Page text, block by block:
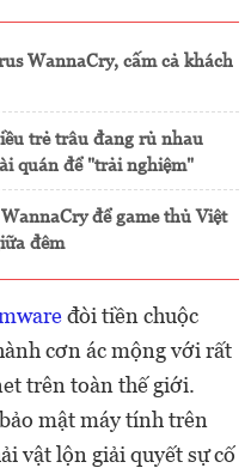
WannaCry, cấm cả khách
trẻ trâu đang rủ nhau
quán để "trải nghiệm"
để game thủ Việt
đêm
đòi tiền chuộc
cơn ác mộng với rất
trên toàn thế giới.
mật máy tính trên
vật lộn giải quyết sự cố